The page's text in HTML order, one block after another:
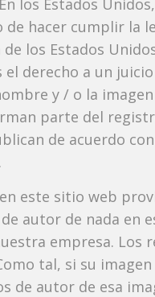
En los Estados
hacer cumplir la
los Estados
derecho a un
y / o la
parte del
de acuerdo
este sitio web
autor de nada en
empresa. Los
tal, si su
de autor de esa